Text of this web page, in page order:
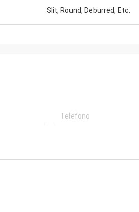
Slit, Round, Deburred, Etc.